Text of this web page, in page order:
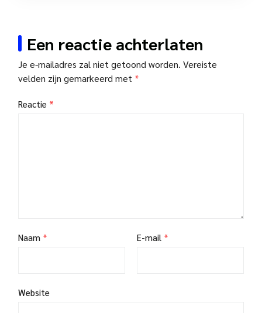
Een reactie achterlaten
Je e-mailadres zal niet getoond worden. Vereiste
velden zijn gemarkeerd met *
Reactie *
Naam * E-mail *
Website